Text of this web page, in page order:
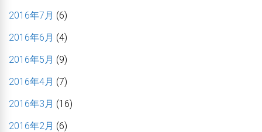
2016年7月 (6)
2016年6月 (4)
2016年5月 (9)
2016年4月 (7)
2016年3月 (16)
2016年2月 (6)